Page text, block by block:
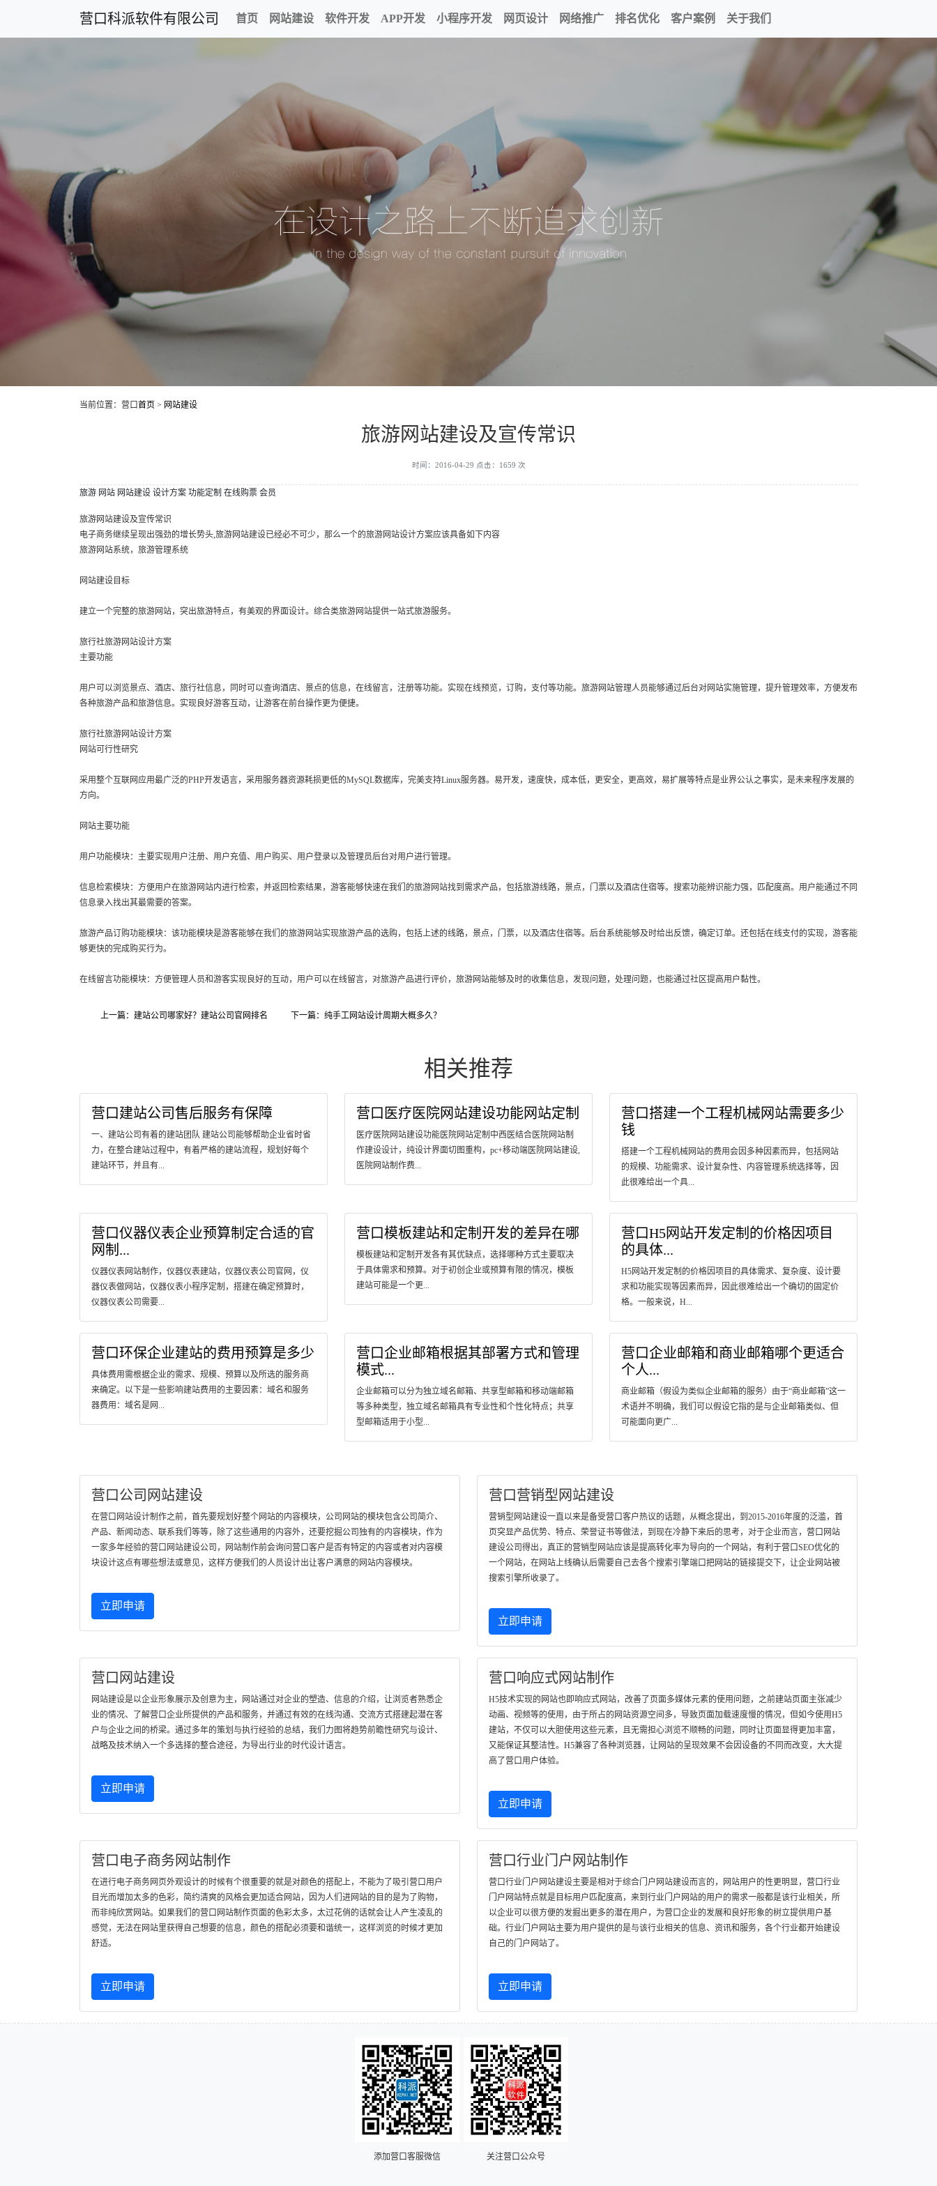
营口科派软件有限公司 首页 网站建设 软件开发 APP开发 小程序开发 网页设计 网络推广 排名优化 客户案例 关于我们
当前位置：营口首页 > 网站建设
旅游网站建设及宣传常识
时间：2016-04-29 点击：1659 次
旅游 网站 网站建设 设计方案 功能定制 在线购票 会员
旅游网站建设及宣传常识
电子商务继续呈现出强劲的增长势头,旅游网站建设已经必不可少，那么一个的旅游网站设计方案应该具备如下内容
旅游网站系统，旅游管理系统
网站建设目标
建立一个完整的旅游网站，突出旅游特点，有美观的界面设计。综合类旅游网站提供一站式旅游服务。
旅行社旅游网站设计方案
主要功能
用户可以浏览景点、酒店、旅行社信息，同时可以查询酒店、景点的信息，在线留言，注册等功能。实现在线预览，订购，支付等功能。旅游网站管理人员能够通过后台对网站实施管理，提升管理效率，方便发布
各种旅游产品和旅游信息。实现良好游客互动，让游客在前台操作更为便捷。
旅行社旅游网站设计方案
网站可行性研究
采用整个互联网应用最广泛的PHP开发语言，采用服务器资源耗损更低的MySQL数据库，完美支持Linux服务器。易开发，速度快，成本低，更安全，更高效，易扩展等特点是业界公认之事实，是未来程序发展的
方向。
网站主要功能
用户功能模块：主要实现用户注册、用户充值、用户购买、用户登录以及管理员后台对用户进行管理。
信息检索模块：方便用户在旅游网站内进行检索，并返回检索结果，游客能够快速在我们的旅游网站找到需求产品，包括旅游线路，景点，门票以及酒店住宿等。搜索功能辨识能力强，匹配度高。用户能通过不同
信息录入找出其最需要的答案。
旅游产品订购功能模块：该功能模块是游客能够在我们的旅游网站实现旅游产品的选购，包括上述的线路，景点，门票，以及酒店住宿等。后台系统能够及时给出反馈，确定订单。还包括在线支付的实现，游客能
够更快的完成购买行为。
在线留言功能模块：方便管理人员和游客实现良好的互动，用户可以在线留言，对旅游产品进行评价，旅游网站能够及时的收集信息，发现问题，处理问题，也能通过社区提高用户黏性。
上一篇：建站公司哪家好？建站公司官网排名 下一篇：纯手工网站设计周期大概多久？
相关推荐
营口建站公司售后服务有保障
一、建站公司有着的建站团队 建站公司能够帮助企业省时省
力，在整合建站过程中，有着严格的建站流程，规划好每个
建站环节，并且有...
营口医疗医院网站建设功能网站定制
医疗医院网站建设功能医院网站定制中西医结合医院网站制
作建设设计，纯设计界面切图重构，pc+移动端医院网站建设,
医院网站制作费...
营口搭建一个工程机械网站需要多少
钱
搭建一个工程机械网站的费用会因多种因素而异，包括网站
的规模、功能需求、设计复杂性、内容管理系统选择等，因
此很难给出一个具...
营口仪器仪表企业预算制定合适的官
网制...
仪器仪表网站制作，仪器仪表建站，仪器仪表公司官网，仪
器仪表做网站，仪器仪表小程序定制，搭建在确定预算时，
仪器仪表公司需要...
营口模板建站和定制开发的差异在哪
模板建站和定制开发各有其优缺点，选择哪种方式主要取决
于具体需求和预算。对于初创企业或预算有限的情况，模板
建站可能是一个更...
营口H5网站开发定制的价格因项目
的具体...
H5网站开发定制的价格因项目的具体需求、复杂度、设计要
求和功能实现等因素而异，因此很难给出一个确切的固定价
格。一般来说，H...
营口环保企业建站的费用预算是多少
具体费用需根据企业的需求、规模、预算以及所选的服务商
来确定。以下是一些影响建站费用的主要因素：域名和服务
器费用：域名是网...
营口企业邮箱根据其部署方式和管理
模式...
企业邮箱可以分为独立域名邮箱、共享型邮箱和移动端邮箱
等多种类型，独立域名邮箱具有专业性和个性化特点；共享
型邮箱适用于小型...
营口企业邮箱和商业邮箱哪个更适合
个人...
商业邮箱（假设为类似企业邮箱的服务）由于“商业邮箱”这一
术语并不明确，我们可以假设它指的是与企业邮箱类似、但
可能面向更广...
营口公司网站建设
在营口网站设计制作之前，首先要规划好整个网站的内容模块，公司网站的模块包含公司简介、
产品、新闻动态、联系我们等等，除了这些通用的内容外，还要挖掘公司独有的内容模块，作为
一家多年经验的营口网站建设公司，网站制作前会询问营口客户是否有特定的内容或者对内容模
块设计这点有哪些想法或意见，这样方便我们的人员设计出让客户满意的网站内容模块。
立即申请
营口营销型网站建设
营销型网站建设一直以来是备受营口客户热议的话题，从概念提出，到2015-2016年度的泛滥，首
页突显产品优势、特点、荣誉证书等做法，到现在冷静下来后的思考，对于企业而言，营口网站
建设公司得出，真正的营销型网站应该是提高转化率为导向的一个网站，有利于营口SEO优化的
一个网站，在网站上线确认后需要自己去各个搜索引擎端口把网站的链接提交下，让企业网站被
搜索引擎所收录了。
立即申请
营口网站建设
网站建设是以企业形象展示及创意为主，网站通过对企业的塑造、信息的介绍，让浏览者熟悉企
业的情况、了解营口企业所提供的产品和服务，并通过有效的在线沟通、交流方式搭建起潜在客
户与企业之间的桥梁。通过多年的策划与执行经验的总结，我们力图将趋势前瞻性研究与设计、
战略及技术纳入一个多选择的整合途径，为导出行业的时代设计语言。
立即申请
营口响应式网站制作
H5技术实现的网站也即响应式网站，改善了页面多媒体元素的使用问题，之前建站页面主张减少
动画、视频等的使用，由于所占的网站资源空间多，导致页面加载速度慢的情况，但如今使用H5
建站，不仅可以大胆使用这些元素，且无需担心浏览不顺畅的问题，同时让页面显得更加丰富，
又能保证其整洁性。H5兼容了各种浏览器，让网站的呈现效果不会因设备的不同而改变，大大提
高了营口用户体验。
立即申请
营口电子商务网站制作
在进行电子商务网页外观设计的时候有个很重要的就是对颜色的搭配上，不能为了吸引营口用户
目光而增加太多的色彩，简约清爽的风格会更加适合网站，因为人们进网站的目的是为了购物，
而非纯欣赏网站。如果我们的营口网站制作页面的色彩太多，太过花俏的话就会让人产生凌乱的
感觉，无法在网站里获得自己想要的信息，颜色的搭配必须要和谐统一，这样浏览的时候才更加
舒适。
立即申请
营口行业门户网站制作
营口行业门户网站建设主要是相对于综合门户网站建设而言的，网站用户的性更明显，营口行业
门户网站特点就是目标用户匹配度高，来到行业门户网站的用户的需求一般都是该行业相关，所
以企业可以很方便的发掘出更多的潜在用户，为营口企业的发展和良好形象的树立提供用户基
础。行业门户网站主要为用户提供的是与该行业相关的信息、资讯和服务，各个行业都开始建设
自己的门户网站了。
立即申请
添加营口客服微信 关注营口公众号